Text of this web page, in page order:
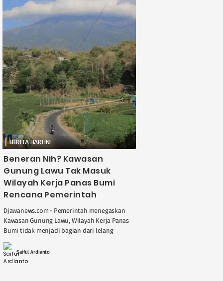
BERITA HARI INI
Beneran Nih? Kawasan
Gunung Lawu Tak Masuk
Wilayah Kerja Panas Bumi
Rencana Pemerintah
Djawanews.com - Pemerintah menegaskan
Kawasan Gunung Lawu, Wilayah Kerja Panas
Bumi tidak menjadi bagian dari lelang
ESDM menyebut keputusan ini diambil untuk
....
Saiful Ardianto